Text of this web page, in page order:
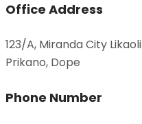
Office Address
123/A, Miranda City Likaoli
Prikano, Dope
Phone Number